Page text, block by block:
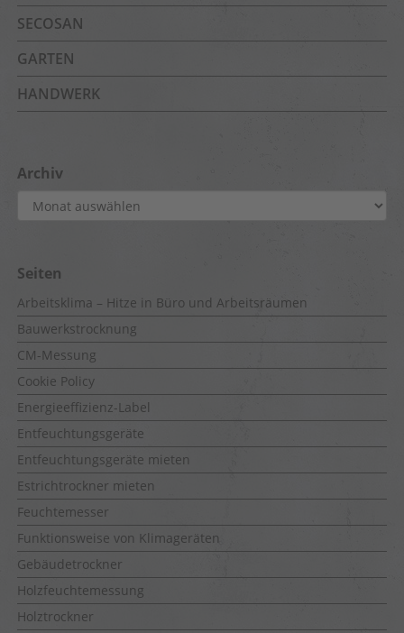
SECOSAN
GARTEN
HANDWERK
Archiv
Archiv
Seiten
Arbeitsklima – Hitze in Büro und Arbeitsräumen
Bauwerkstrocknung
CM-Messung
Cookie Policy
Energieeffizienz-Label
Entfeuchtungsgeräte
Entfeuchtungsgeräte mieten
Estrichtrockner mieten
Feuchtemesser
Funktionsweise von Klimageräten
Gebäudetrockner
Holzfeuchtemessung
Holztrockner